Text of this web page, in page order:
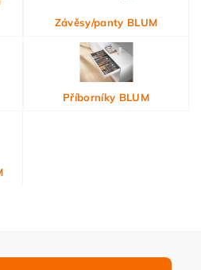
Závěsy/panty BLUM
Příborníky BLUM